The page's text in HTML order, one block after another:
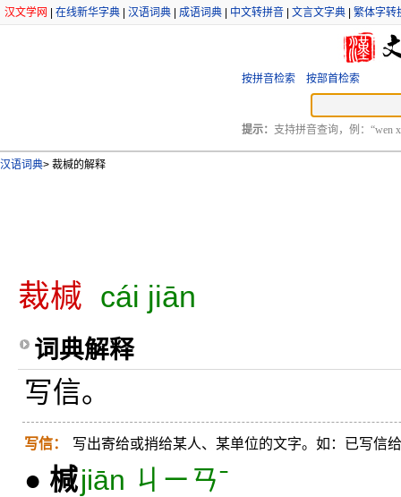
汉文学网 在线新华字典 汉语词典 成语词典 中文转拼音 文言文字典 繁体字转
按拼音检索 按部首检索
提示： 支持拼音查询，例：“wen
汉语词典> 裁椷的解释
裁椷 cái jiān
词典解释
写信。
写信： 写出寄给或捎给某人、某单位的文字。如：已写信
● 椷jiān ㄐㄧㄢˉ